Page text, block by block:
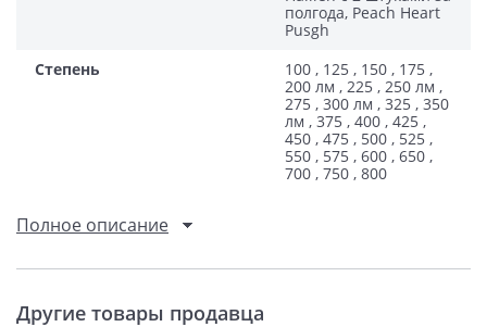
полгода, Peach Heart
Pusgh
Степень
100 , 125 , 150 , 175 ,
200 лм , 225 , 250 лм ,
275 , 300 лм , 325 , 350
лм , 375 , 400 , 425 ,
450 , 475 , 500 , 525 ,
550 , 575 , 600 , 650 ,
700 , 750 , 800
Полное описание
Другие товары продавца